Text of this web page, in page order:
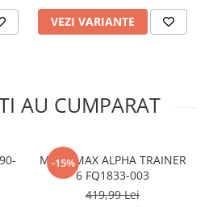
VEZI VARIANTE
AU CUMPARAT
-15%
M AIR MAX ALPHA TRAINER
6 FQ1833-003
419,99 Lei